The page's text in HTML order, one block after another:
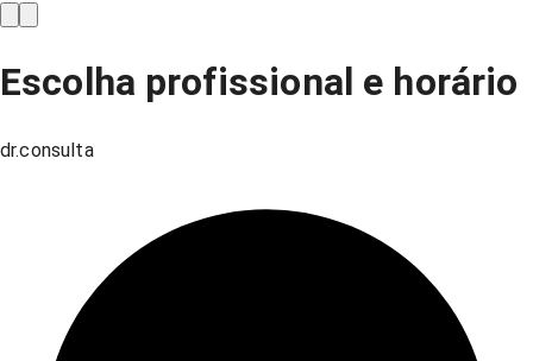
Escolha profissional e horário
dr.consulta